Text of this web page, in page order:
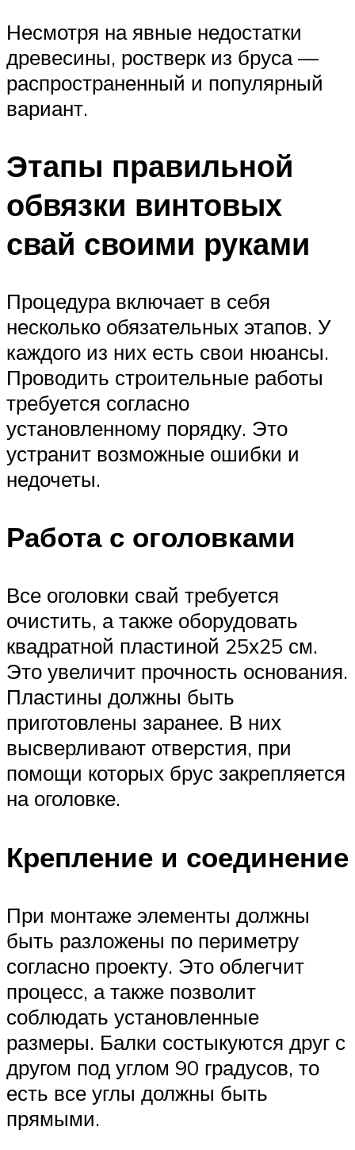
Несмотря на явные недостатки
древесины, ростверк из бруса —
распространенный и популярный
вариант.
Этапы правильной
обвязки винтовых
свай своими руками
Процедура включает в себя
несколько обязательных этапов. У
каждого из них есть свои нюансы.
Проводить строительные работы
требуется согласно
установленному порядку. Это
устранит возможные ошибки и
недочеты.
Работа с оголовками
Все оголовки свай требуется
очистить, а также оборудовать
квадратной пластиной 25х25 см.
Это увеличит прочность основания.
Пластины должны быть
приготовлены заранее. В них
высверливают отверстия, при
помощи которых брус закрепляется
на оголовке.
Крепление и соединение
При монтаже элементы должны
быть разложены по периметру
согласно проекту. Это облегчит
процесс, а также позволит
соблюдать установленные
размеры. Балки состыкуются друг с
другом под углом 90 градусов, то
есть все углы должны быть
прямыми.